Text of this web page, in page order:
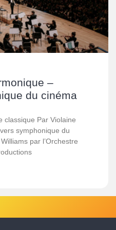
–
du cinéma
classique Par Violaine
symphonique du
par l’Orchestre